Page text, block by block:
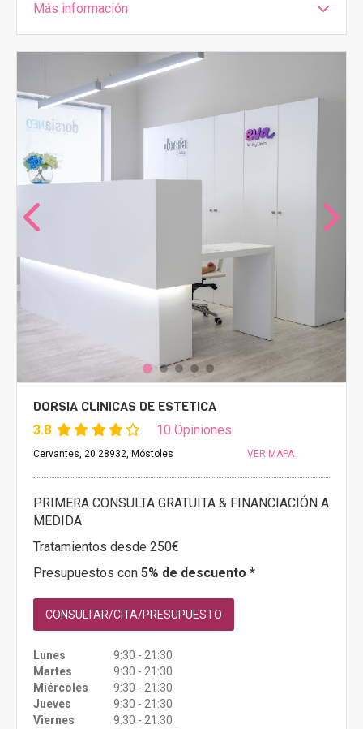
Más información
DORSIA CLINICAS DE ESTETICA
3.8 10 Opiniones
Cervantes, 20 28932, Móstoles VER MAPA
PRIMERA CONSULTA GRATUITA & FINANCIACIÓN A
MEDIDA
Tratamientos desde 250€
Presupuestos con 5% de descuento *
CONSULTAR/CITA/PRESUPUESTO
Lunes
9:30 - 21:30
Martes
9:30 - 21:30
Miércoles
9:30 - 21:30
Jueves
9:30 - 21:30
Viernes
9:30 - 21:30